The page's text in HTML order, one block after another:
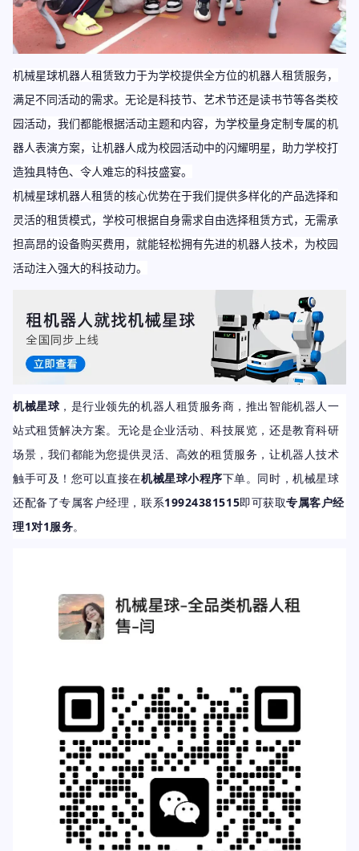
机械星球机器人租赁致力于为学校提供全方位的机器人租赁服务，
满足不同活动的需求。无论是科技节、艺术节还是读书节等各类校
园活动，我们都能根据活动主题和内容，为学校量身定制专属的机
器人表演方案，让机器人成为校园活动中的闪耀明星，助力学校打
造独具特色、令人难忘的科技盛宴。
机械星球机器人租赁的核心优势在于我们提供多样化的产品选择和
灵活的租赁模式，学校可根据自身需求自由选择租赁方式，无需承
担高昂的设备购买费用，就能轻松拥有先进的机器人技术， 为校园
活动注入强大的科技动力。
机械星球 ，是行业领先的机器人租赁服务商，推出智能机器人一
站式租赁解决方案。 无论是企业活动、科技展览，还是教育科研
场景，我们都能为您提供灵活、高效的租赁服务，让机器人技术
触手可及！ 您可以直接在机械星球小程序下单。同时，机械星球
还配备了专属客户经理，联系19924381515即可获取专属客户经
理1对1服务。